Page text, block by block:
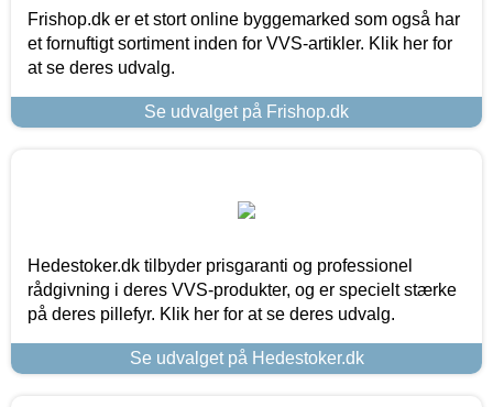
Frishop.dk er et stort online byggemarked som også har
et fornuftigt sortiment inden for VVS-artikler. Klik her for
at se deres udvalg.
Se udvalget på Frishop.dk
Hedestoker.dk tilbyder prisgaranti og professionel
rådgivning i deres VVS-produkter, og er specielt stærke
på deres pillefyr. Klik her for at se deres udvalg.
Se udvalget på Hedestoker.dk